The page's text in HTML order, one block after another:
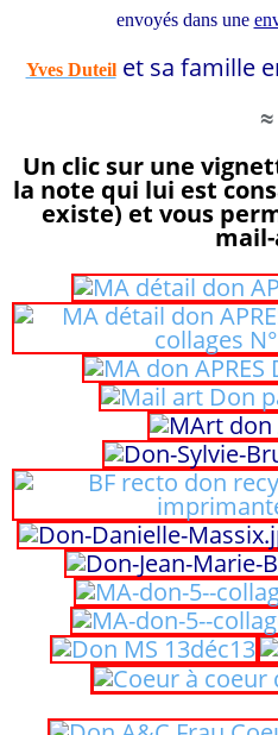
envoyés dans une
Yves Duteil et sa famille
≈
Un clic sur une
la note qui lui est
existe) et vous